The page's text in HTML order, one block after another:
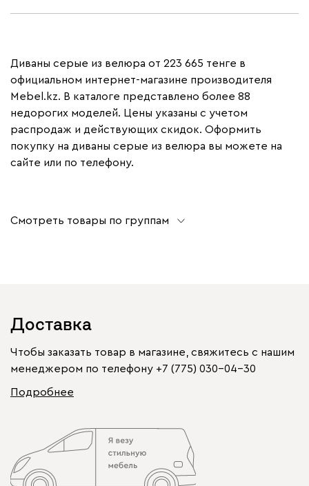
Диваны серые из велюра от 223 665 тенге в
официальном интернет-магазине производителя
Mebel.kz. В каталоге представлено более 88
недорогих моделей. Цены указаны с учетом
распродаж и действующих скидок. Оформить
покупку на диваны серые из велюра вы можете на
сайте или по телефону.
Смотреть товары по группам
Доставка
Чтобы заказать товар в магазине, свяжитесь с нашим
менеджером по телефону +7 (775) 030-04-30
Подробнее